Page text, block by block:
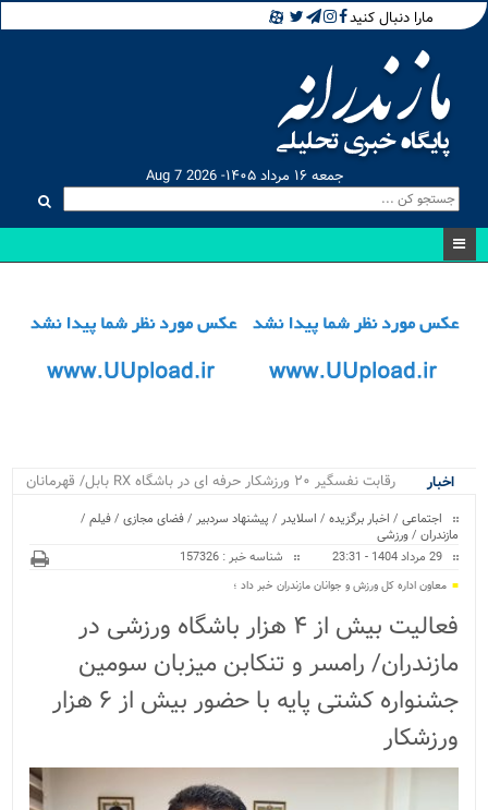
مارا دنبال کنید
جمعه ۱۶ مرداد ۱۴۰۵- Aug 7 2026
اخبار
رقابت نفسگیر ۲۰ ورزشکار حرفه ای در باشگاه RX بابل/ قهرمانان
کراسفیت شهرستان بابل...
اجتماعی / اخبار برگزیده / اسلایدر / پیشنهاد سردبیر /فضای مجازی /فیلم /
مازندران /ورزشی
29 مرداد 1404 - 23:31
شناسه خبر : 157326
معاون اداره کل ورزش و جوانان مازندران خبر داد ؛
فعالیت بیش از ۴ هزار باشگاه ورزشی در
مازندران/ رامسر و تنکابن میزبان سومین
جشنواره کشتی پایه با حضور بیش از ۶ هزار
ورزشکار